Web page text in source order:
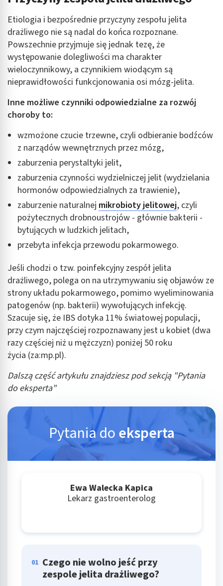
Etiologia i bezpośrednie przyczyny zespołu jelita
drażliwego nie są nadal do końca rozpoznane.
Powszechnie przyjmuje się jednak tezę, że
występowanie dolegliwości ma charakter
wieloczynnikowy, a czynnikiem wiodącym są
nieprawidłowości funkcjonowania osi mózg-jelita.
Inne możliwe czynniki odpowiedzialne za rozwój
choroby to:
wzmożone czucie trzewne, czyli odbieranie bodźców
z narządów wewnętrznych przez mózg,
zaburzenia perystaltyki jelit,
zaburzenia czynności wydzielniczej jelit (wydzielania
hormonów odpowiedzialnych za trawienie),
zaburzenie naturalnej mikrobioty jelitowej, czyli
pożytecznych drobnoustrojów - głównie bakterii -
bytujących w ludzkich jelitach,
przebyta infekcja przewodu pokarmowego.
Jeśli chodzi o tzw. poinfekcyjny zespół jelita
drażliwego, polega on na utrzymywaniu się objawów ze
strony układu pokarmowego, pomimo wyeliminowania
patogenów (np. bakterii) wywołujących infekcję.
Szacuje się, że IBS dotyka 11% światowej populacji,
przy czym najczęściej rozpoznawany jest u kobiet (dwa
razy częściej niż u mężczyzn) poniżej 50 roku
życia (za:mp.pl).
Dalszą część artykułu znajdziesz pod sekcją "Pytania
do eksperta"
Pytania doeksperta
Ewa Walecka Kapica
Lekarz gastroenterolog
01 Czego nie wolno jeść przy
zespole jelita drażliwego?